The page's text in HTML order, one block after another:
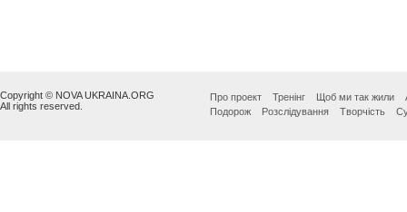
Copyright © NOVA UKRAINA.ORG
All rights reserved.
Про проект Тренінг Щоб ми так жили
Подорож
Розслідування Творчість